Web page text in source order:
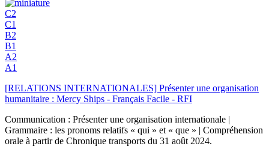
C2
C1
B2
B1
A2
A1
[RELATIONS INTERNATIONALES] Présenter une organisation
humanitaire : Mercy Ships - Français Facile - RFI
Communication : Présenter une organisation internationale |
Grammaire : les pronoms relatifs « qui » et « que » | Compréhension
orale à partir de Chronique transports du 31 août 2024.